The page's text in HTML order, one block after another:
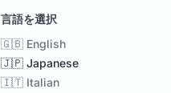
言語を選択
🇬🇧 English
🇯🇵 Japanese
🇮🇹 Italian